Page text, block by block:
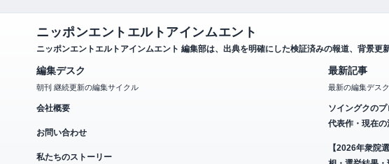
ニッポンエントエルトアインムエント
ニッポンエントエルトアインムエント 編集部は、出典を明確にした検証済みの報道、背景更
編集デスク
朝刊 継続更新の編集サイクル
会社概要
お問い合わせ
私たちのストーリー
最新記事
最新の編集デス
ソイングクの
代表作・現在
【2026年衆院